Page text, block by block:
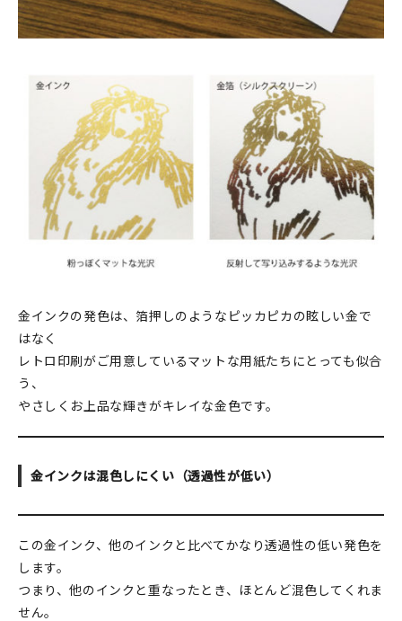
金インクの発色は、箔押しのようなピッカピカの眩しい金で
はなく
レトロ印刷がご用意しているマットな用紙たちにとっても似合
う、
やさしくお上品な輝きがキレイな金色です。
金インクは混色しにくい（透過性が低い）
この金インク、他のインクと比べてかなり透過性の低い発色を
します。
つまり、他のインクと重なったとき、ほとんど混色してくれま
せん。